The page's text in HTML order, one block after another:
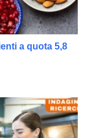
a quota 5,8